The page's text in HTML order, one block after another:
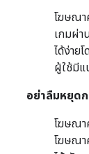
โฆษณา
เกมผ่า
ได้ง่าย
ผู้ใช้มีแ
อย่าลืมหยุดก
โฆษณา
โฆษณา